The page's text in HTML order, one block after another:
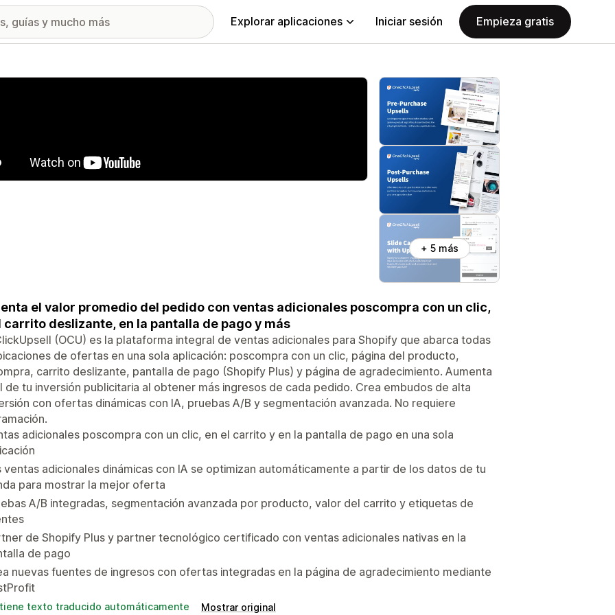
Explorar aplicaciones Iniciar sesión Empieza gratis
+ 5 más
el valor promedio del pedido con ventas adicionales poscompra con un clic,
carrito deslizante, en la pantalla de pago y más
(OCU) es la plataforma integral de ventas adicionales para Shopify que abarca todas
de ofertas en una sola aplicación: poscompra con un clic, página del producto,
carrito deslizante, pantalla de pago (Shopify Plus) y página de agradecimiento. Aumenta
de tu inversión publicitaria al obtener más ingresos de cada pedido. Crea embudos de alta
con ofertas dinámicas con IA, pruebas A/B y segmentación avanzada. No requiere
adicionales poscompra con un clic, en el carrito y en la pantalla de pago en una sola
ventas adicionales dinámicas con IA se optimizan automáticamente a partir de los datos de tu
para mostrar la mejor oferta
A/B integradas, segmentación avanzada por producto, valor del carrito y etiquetas de
de Shopify Plus y partner tecnológico certificado con ventas adicionales nativas en la
de pago
nuevas fuentes de ingresos con ofertas integradas en la página de agradecimiento mediante
texto traducido automáticamente Mostrar original